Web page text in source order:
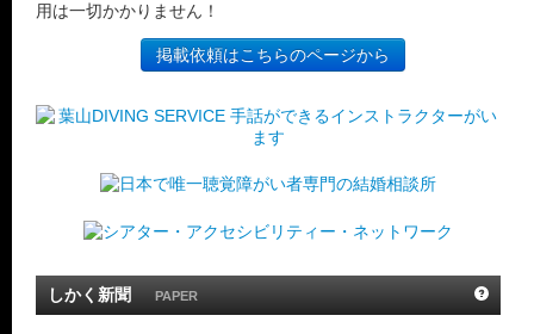
用は一切かかりません！
掲載依頼はこちらのページから
しかく新聞 PAPER